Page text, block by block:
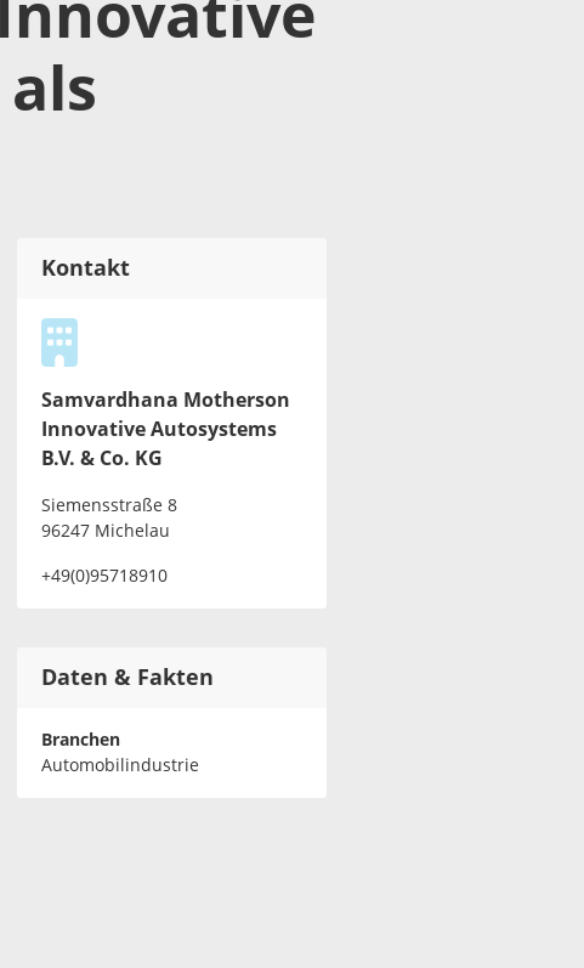
als
Kontakt
Samvardhana Motherson
Innovative Autosystems
B.V. & Co. KG
Siemensstraße 8
96247 Michelau
+49(0)95718910
Daten & Fakten
Branchen
Automobilindustrie